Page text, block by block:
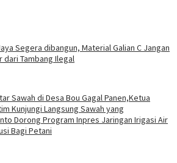
Segera dibangun, Material Galian C Jangan
dari Tambang Ilegal
Sawah di Desa Bou Gagal Panen,Ketua
Kunjungi Langsung Sawah yang
Dorong Program Inpres Jaringan Irigasi Air
Bagi Petani